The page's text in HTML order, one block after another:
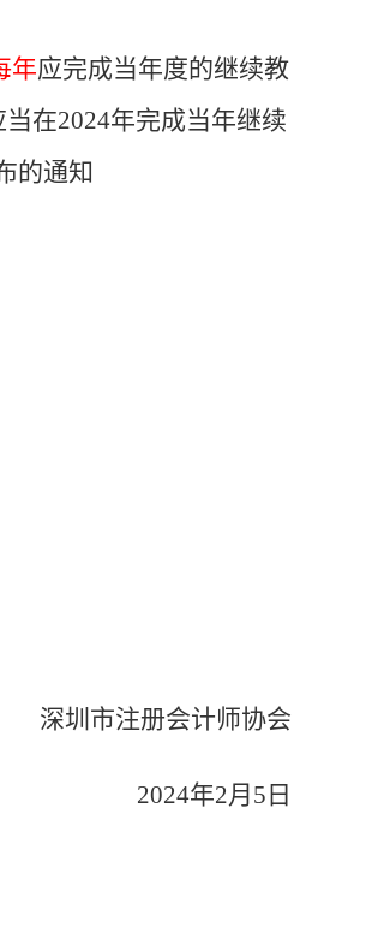
年应完成当年度的继续教
在2024年完成当年继续
的通知
深圳市注册会计师协会
2024年2月 5 日